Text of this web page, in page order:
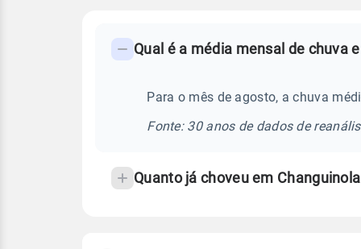
frequentes
temperatura
Qual é a média mensal de chuva
Para o mês de agosto, a chuva
Fonte: 30 anos de dados de
Quanto já choveu em